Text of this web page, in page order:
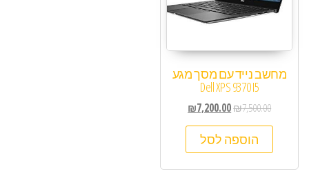
מחשב נייד עם מסך מגע
Dell XPS 9370 I5
₪7,500.00
₪7,200.00
הוספה לסל